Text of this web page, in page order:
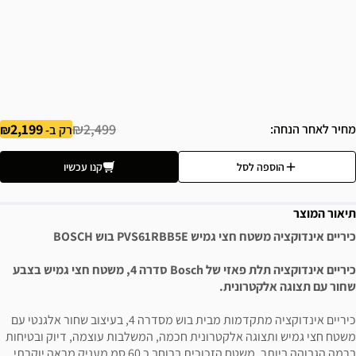
מחיר לאחר הנחה ₪2,499רק ב-2,199
הוספה לסל קנו עכשיו
תיאור המוצר
כיריים אינדוקציה משטח חצי גמיש PVS61RBB5E בוש BOSCH
כיריים אינדוקציה תלת פאזי של Bosch סדרה 4, משטח חצי גמיש בצבע
שחור עם תצוגה אלקטרונית.
כיריים אינדוקציה מתקדמות מבית בוש מסדרה 4, בעיצוב שחור אלגנטי עם
משטח חצי גמיש ותצוגה אלקטרונית חכמה, המשלבות עוצמה, דיוק ובטיחות